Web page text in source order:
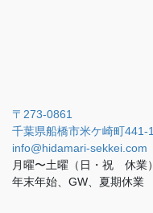
〒273-0861
千葉県船橋市米ケ崎町441-
info@hidamari-sekkei.com
月曜〜土曜（日・祝 休業）
年末年始、GW、夏期休業